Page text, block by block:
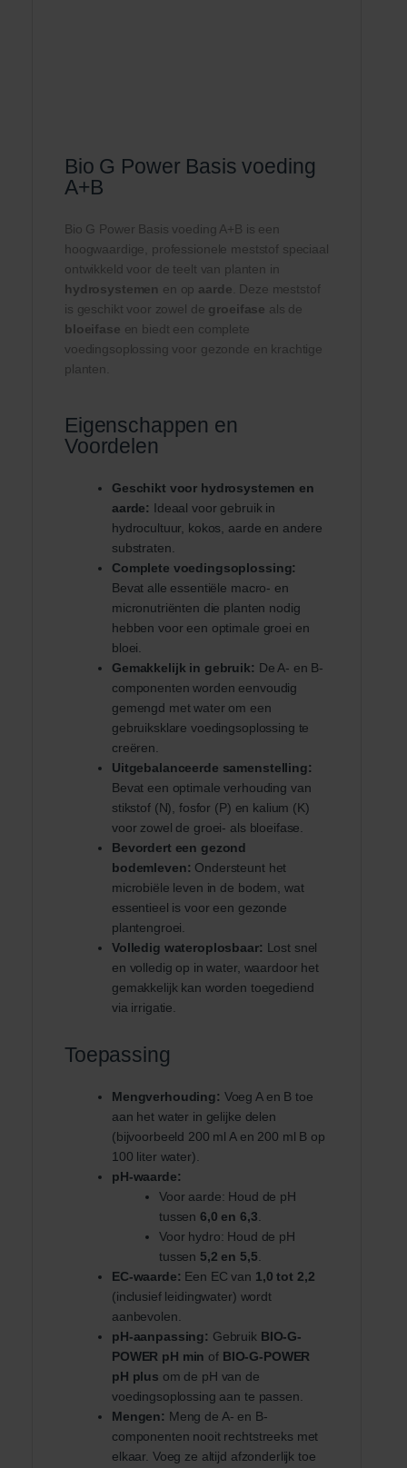
Bio G Power Basis voeding
A+B
Bio G Power Basis voeding A+B is een
hoogwaardige, professionele meststof speciaal
ontwikkeld voor de teelt van planten in
hydrosystemen en op aarde . Deze meststof
is geschikt voor zowel de groeifase als de
bloeifase en biedt een complete
voedingsoplossing voor gezonde en krachtige
planten.
Eigenschappen en
Voordelen
Geschikt voor hydrosystemen en
aarde: Ideaal voor gebruik in
hydrocultuur, kokos, aarde en andere
substraten.
Complete voedingsoplossing:
Bevat alle essentiële macro- en
micronutriënten die planten nodig
hebben voor een optimale groei en
bloei.
Gemakkelijk in gebruik: De A- en B-
componenten worden eenvoudig
gemengd met water om een
gebruiksklare voedingsoplossing te
creëren.
Uitgebalanceerde samenstelling:
Bevat een optimale verhouding van
stikstof (N), fosfor (P) en kalium (K)
voor zowel de groei- als bloeifase.
Bevordert een gezond
bodemleven: Ondersteunt het
microbiële leven in de bodem, wat
essentieel is voor een gezonde
plantengroei.
Volledig wateroplosbaar: Lost snel
en volledig op in water, waardoor het
gemakkelijk kan worden toegediend
via irrigatie.
Toepassing
Mengverhouding: Voeg A en B toe
aan het water in gelijke delen
(bijvoorbeeld 200 ml A en 200 ml B op
100 liter water).
pH-waarde:
Voor aarde: Houd de pH
tussen6,0 en 6,3
Voor hydro: Houd de pH
tussen 5,2 en 5,5
EC-waarde: Een EC van 1,0 tot 2,2
(inclusief leidingwater) wordt
aanbevolen.
pH-aanpassing: Gebruik BIO-G-
POWER pH min of BIO-G-POWER
pH plus om de pH van de
voedingsoplossing aan te passen.
Mengen: Meng de A- en B-
componenten nooit rechtstreeks met
elkaar. Voeg ze altijd afzonderlijk toe